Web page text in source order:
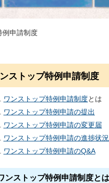
例申請制度
ストップ特例申請制度
ワンストップ特例申請制度とは
ワンストップ特例申請の提出
ワンストップ特例申請の変更届
ワンストップ特例申請の進捗状
ワンストップ特例申請のQ&A
ンストップ特例申請制度とは